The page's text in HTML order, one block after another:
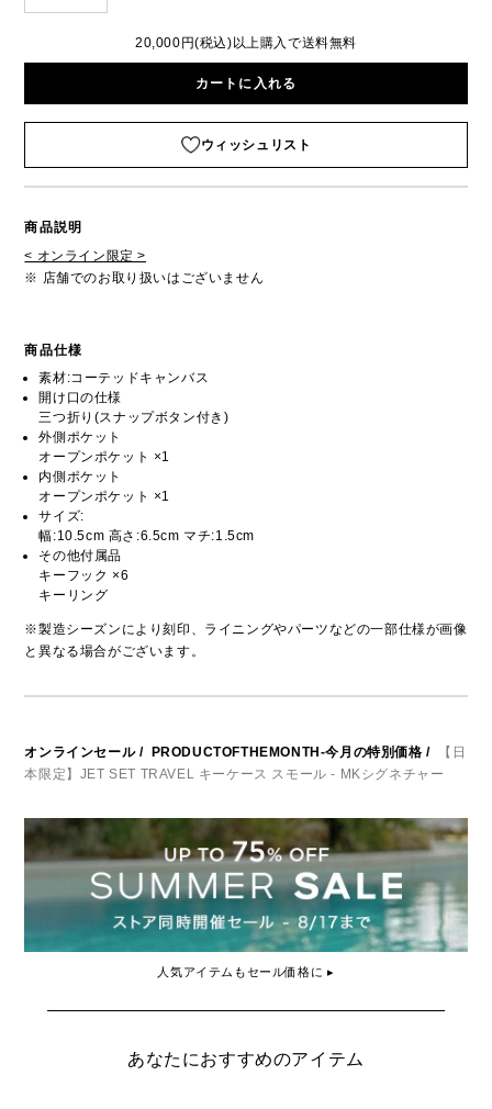
20,000円(税込)以上購入で送料無料
カートに入れる
ウィッシュリスト
商品説明
< オンライン限定 >
※ 店舗でのお取り扱いはございません
商品仕様
素材:コーテッドキャンバス
開け口の仕様
三つ折り(スナップボタン付き)
外側ポケット
オープンポケット ×1
内側ポケット
オープンポケット ×1
サイズ:
幅:10.5cm 高さ:6.5cm マチ:1.5cm
その他付属品
キーフック ×6
キーリング
※製造シーズンにより刻印、ライニングやパーツなどの一部仕様が画像
と異なる場合がございます。
オンラインセール/ PRODUCTOFTHEMONTH-今月の特別価格 /
【日
本限定】JET SET TRAVEL キーケース スモール - MKシグネチャー
人気アイテムもセール価格に ▸
あなたにおすすめのアイテム